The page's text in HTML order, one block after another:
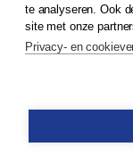
Klantenservice
Service & informatie
Contact
te analyseren. Ook
site met onze
Privacy- en